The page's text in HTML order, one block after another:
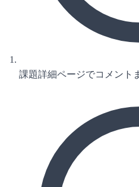
課題詳細ページでコメント